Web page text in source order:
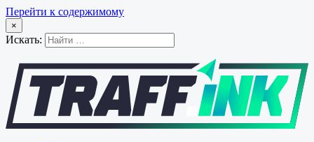
Перейти к содержимому
×
Искать: